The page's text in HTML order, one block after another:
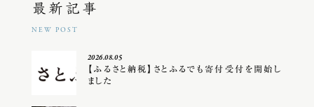
最新記事
NEW POST
2026.08.05
【ふるさと納税】さとふるでも寄付受付を開始し
ました